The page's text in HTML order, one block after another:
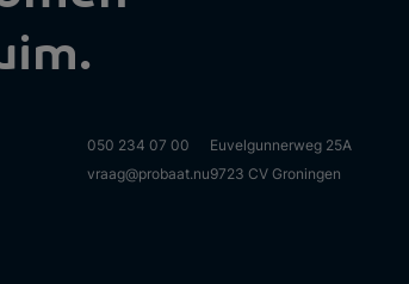
050 234 07 00
vraag@probaat.nu
Euvelgunnerweg 25A
9723 CV Groningen